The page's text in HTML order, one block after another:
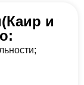
и